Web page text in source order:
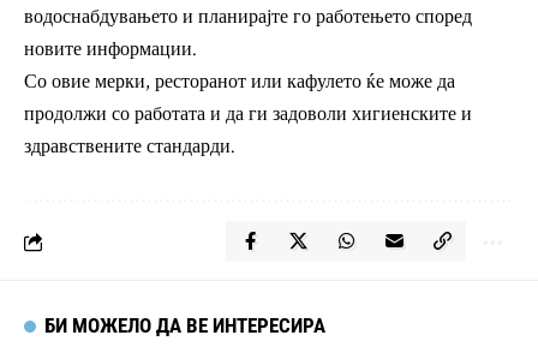
водоснабдувањето и планирајте го работењето според
новите информации.
Со овие мерки, ресторанот или кафулето ќе може да
продолжи со работата и да ги задоволи хигиенските и
здравствените стандарди.
БИ МОЖЕЛО ДА ВЕ ИНТЕРЕСИРА